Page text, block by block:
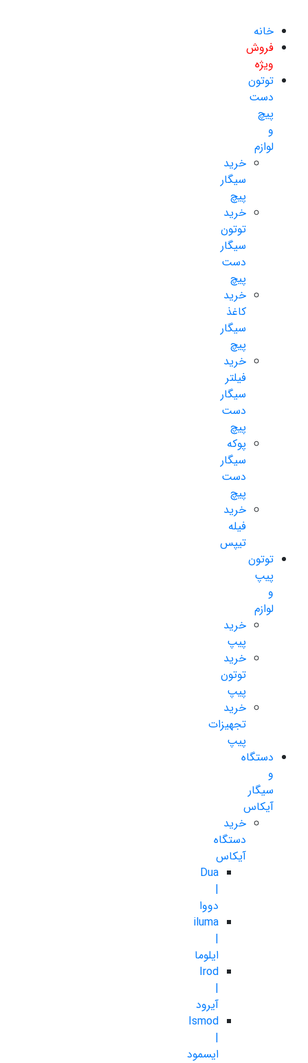
خانه
فروش
ویژه
توتون
دست
پیچ
و
لوازم
خرید
سیگار
پیچ
خرید
توتون
سیگار
دست
پیچ
خرید
کاغذ
سیگار
پیچ
خرید
فیلتر
سیگار
دست
پیچ
پوکه
سیگار
دست
پیچ
خرید
فیله
تیپس
توتون
پیپ
و
لوازم
خرید
پیپ
خرید
توتون
پیپ
خرید
تجهیزات
پیپ
دستگاه
و
سیگار
آیکاس
خرید
دستگاه
آیکاس
Dua
|
دووا
iluma
|
ایلوما
Irod
|
آیرود
Ismod
|
ایسمود